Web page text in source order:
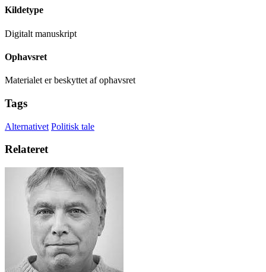
Kildetype
Digitalt manuskript
Ophavsret
Materialet er beskyttet af ophavsret
Tags
Alternativet Politisk tale
Relateret